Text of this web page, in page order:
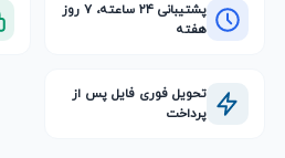
پشتیبانی ۲۴ ساعته، ۷ روز
هفته
تحویل فوری فایل پس از
پرداخت